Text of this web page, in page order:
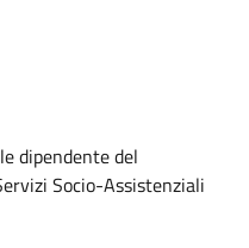
dipendente del
Socio-Assistenziali